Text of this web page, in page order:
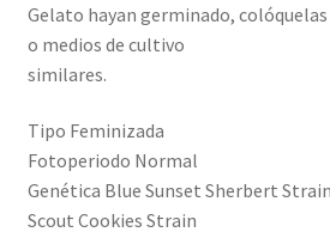
Gelato hayan germinado,
o medios de cultivo
similares.
Tipo Feminizada
Fotoperiodo Normal
Genética Blue Sunset Sherbert
Scout Cookies Strain